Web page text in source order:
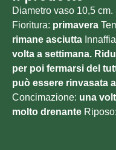
Diametro vaso 10,5
Fioritura: primavera
rimane asciutta
volta a settimana.
per poi fermarsi del
può essere rinvasata
Concimazione: una
molto drenante Riposo: